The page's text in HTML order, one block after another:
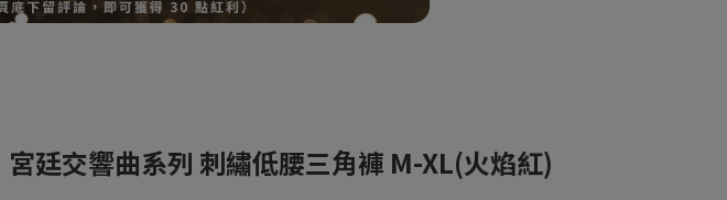
宮廷交響曲系列 刺繡低腰三角褲 M-XL(火焰紅)